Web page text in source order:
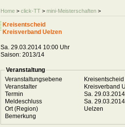
Home > click-TT > mini-Meisterschaften >
Kreisentscheid
Kreisverband Uelzen
Sa. 29.03.2014 10:00 Uhr
Saison: 2013/14
Veranstaltung
Veranstaltungsebene
Kreisentscheid
Veranstalter
Kreisverband
Termin
Sa.
Meldeschluss
Sa.
Ort (Region)
Uelzen
Bemerkung